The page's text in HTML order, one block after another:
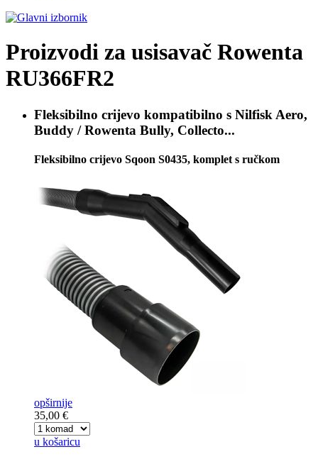
Proizvodi za usisavač Rowenta
RU366FR2
Fleksibilno crijevo kompatibilno s Nilfisk Aero,
Buddy / Rowenta Bully, Collecto...
Fleksibilno crijevo Sqoon S0435, komplet s ručkom
opširnije
35,00 €
u košaricu